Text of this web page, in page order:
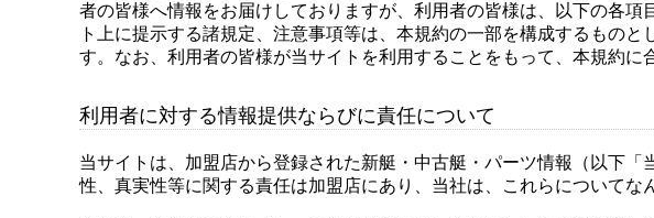
者の皆様へ情報をお届けしておりますが、利用者の皆様は、以下の各
ト上に提示する諸規定、注意事項等は、本規約の一部を構成するもの
す。なお、利用者の皆様が当サイトを利用することをもって、本規約に
利用者に対する情報提供ならびに責任について
当サイトは、加盟店から登録された新艇・中古艇・パーツ情報（以下
性、真実性等に関する責任は加盟店にあり、当社は、これらについてな